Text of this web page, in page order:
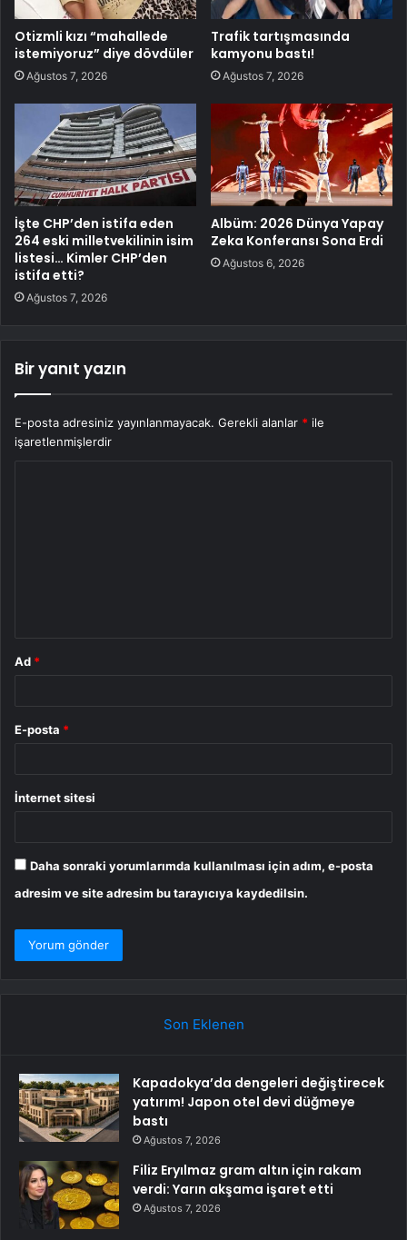
Otizmli kızı “mahallede
istemiyoruz” diye dövdüler
Ağustos 7, 2026
Trafik tartışmasında
kamyonu bastı!
Ağustos 7, 2026
İşte CHP’den istifa eden
264 eski milletvekilinin isim
listesi… Kimler CHP’den
istifa etti?
Ağustos 7, 2026
Albüm: 2026 Dünya Yapay
Zeka Konferansı Sona Erdi
Ağustos 6, 2026
Bir yanıt yazın
E-posta adresiniz yayınlanmayacak. Gerekli alanlar * ile
işaretlenmişlerdir
Ad *
E-posta *
İnternet sitesi
Daha sonraki yorumlarımda kullanılması için adım, e-posta
adresim ve site adresim bu tarayıcıya kaydedilsin.
Son Eklenen
Kapadokya’da dengeleri değiştirecek
yatırım! Japon otel devi düğmeye
bastı
Ağustos 7, 2026
Filiz Eryılmaz gram altın için rakam
verdi: Yarın akşama işaret etti
Ağustos 7, 2026